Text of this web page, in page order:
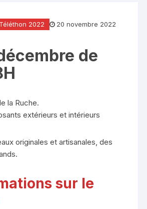
Téléthon 2022 20 novembre 2022
de
la Ruche.
extérieurs et intérieurs
originales et artisanales, des
sur le